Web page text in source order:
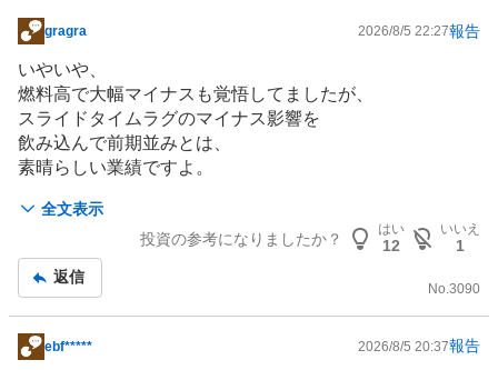
掲
示
板
記
事
gragra 2026/8/5 22:27報告
全文表示
いやいや、
燃料高で大幅マイナスも覚悟してましたが、
スライドタイムラグのマイナス影響を
飲み込んで前期並みとは、
素晴らしい業績ですよ。
しかも第二四半期で増配とは。
進捗率からして、
通期予想は軽く超えて
行くと思われるので
更なる増配に期待できます。
投資の参考になりましたか？
はい
12
いいえ
1
返信
No. 3090
掲
ebf***** 2026/8/5 20:37報告